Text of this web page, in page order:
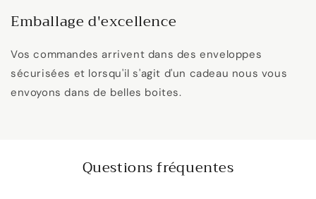
Emballage d'excellence
Vos commandes arrivent dans des enveloppes
sécurisées et lorsqu'il s'agit d'un cadeau nous vous
envoyons dans de belles boites.
Questions fréquentes